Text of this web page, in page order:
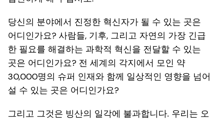
당신의 분야에서 진정한 혁신자가 될 수 있는 곳은
어디인가요? 사람들, 기후, 그리고 자연의 가장 긴급
한 필요를 해결하는 과학적 혁신을 전달할 수 있는
곳은 어디인가요? 전 세계의 각지에서 모인 약
30,000명의 슈퍼 인재와 함께 일상적인 영향을 넘어
설 수 있는 곳은 어디인가요?
그리고 그것은 빙산의 일각에 불과합니다. 우리는 오